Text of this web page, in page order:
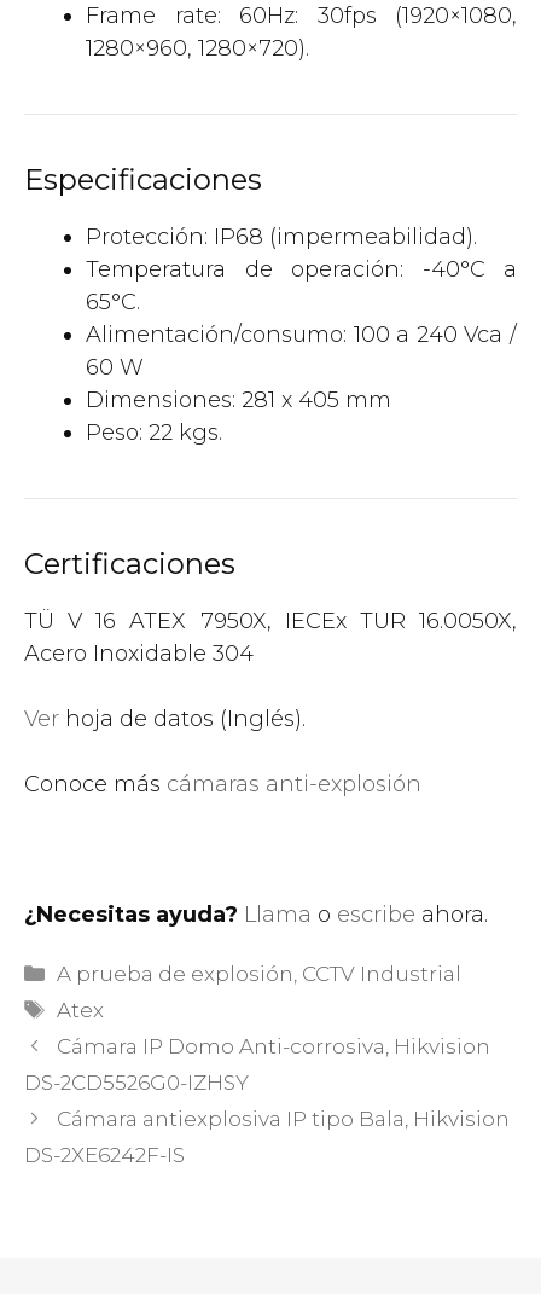
Frame rate: 60Hz: 30fps (1920×1080,
1280×960, 1280×720).
Especificaciones
Protección: IP68 (impermeabilidad).
Temperatura de operación: -40°C a
65°C.
Alimentación/consumo: 100 a 240 Vca /
60 W
Dimensiones: 281 x 405 mm
Peso: 22 kgs.
Certificaciones
TÜ V 16 ATEX 7950X, IECEx TUR 16.0050X,
Acero Inoxidable 304
Ver hoja de datos (Inglés).
Conoce más cámaras anti-explosión
¿Necesitas ayuda? Llama o escribe ahora.
Categorías
A prueba de explosión, CCTV Industrial
Etiquetas
Atex
Cámara IP Domo Anti-corrosiva, Hikvision
DS-2CD5526G0-IZHSY
Cámara antiexplosiva IP tipo Bala, Hikvision
DS-2XE6242F-IS